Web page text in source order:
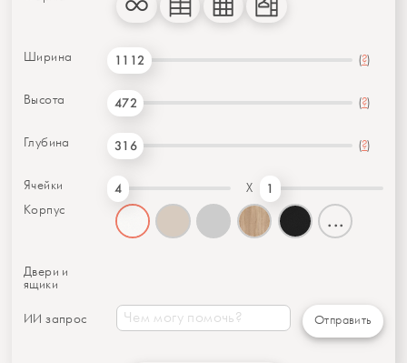
Ширина 1112 (?)
Высота 472 (?)
Глубина 316 (?)
Ячейки 4 X 1
Корпус ...
Двери и
ящики
ИИ запрос Отправить